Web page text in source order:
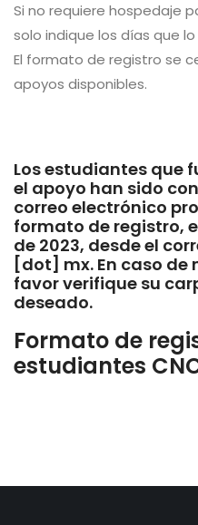
Si no requiere hospedaje
solo indique los días que
El formato de registro se
apoyos disponibles.
Los estudiantes que
el apoyo han sido
correo electrónico
formato de registro,
de 2023, desde el
[dot] mx. En caso de
favor verifique su
deseado.
Formato de
estudiantes